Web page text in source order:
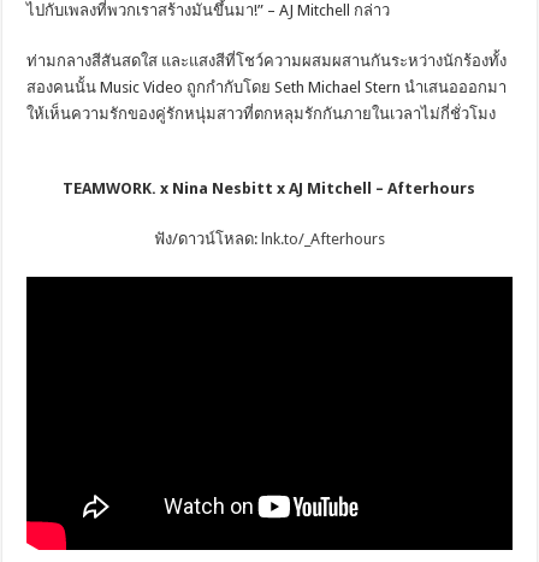
ไปกับเพลงที่พวกเราสร้างมันขึ้นมา!” – AJ Mitchell กล่าว
ท่ามกลางสีสันสดใส และแสงสีที่โชว์ความผสมผสานกันระหว่างนักร้องทั้ง
สองคนนั้น Music Video ถูกกำกับโดย Seth Michael Stern นำเสนอออกมา
ให้เห็นความรักของคู่รักหนุ่มสาวที่ตกหลุมรักกันภายในเวลาไม่กี่ชั่วโมง
TEAMWORK. x Nina Nesbitt x AJ Mitchell – Afterhours
ฟัง/ดาวน์โหลด: lnk.to/_Afterhours